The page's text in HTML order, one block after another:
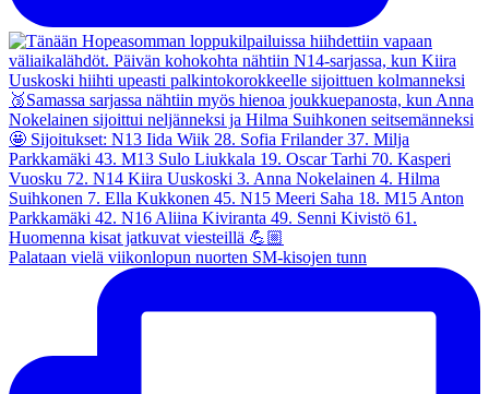
Palataan vielä viikonlopun nuorten SM-kisojen tunn